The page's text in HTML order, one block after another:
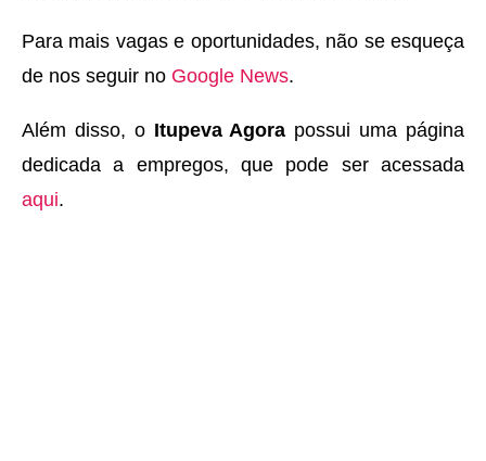
Para mais vagas e oportunidades, não se esqueça
de nos seguir no Google News.
Além disso, o Itupeva Agora possui uma página
dedicada a empregos, que pode ser acessada
aqui.